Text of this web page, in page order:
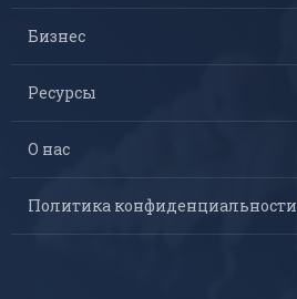
Бизнес
Ресурсы
О нас
Политика конфиденциальности